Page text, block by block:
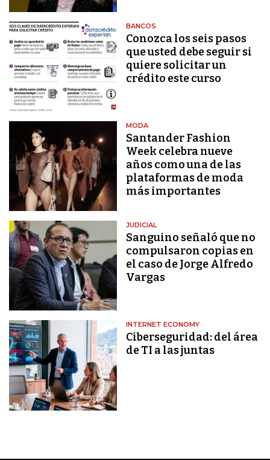
BANCOS
Conozca los seis pasos
que usted debe seguir si
quiere solicitar un
crédito este curso
MODA
Santander Fashion
Week celebra nueve
años como una de las
plataformas de moda
más importantes
JUDICIAL
Sanguino señaló que no
compulsaron copias en
el caso de Jorge Alfredo
Vargas
INTERNET ECONOMY
Ciberseguridad: del área
de TI a las juntas